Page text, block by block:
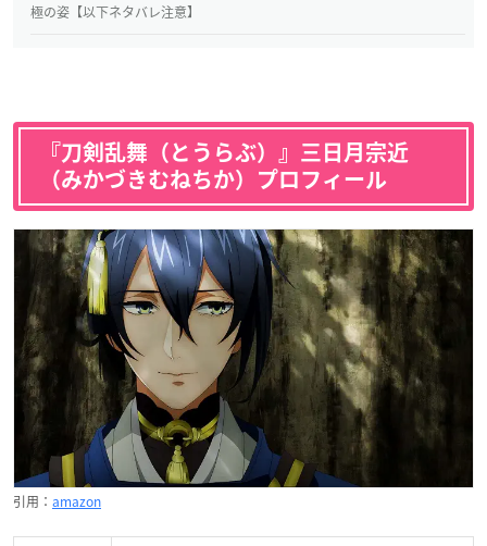
極の姿【以下ネタバレ注意】
『刀剣乱舞（とうらぶ）』三日月宗近
（みかづきむねちか）プロフィール
引用： amazon